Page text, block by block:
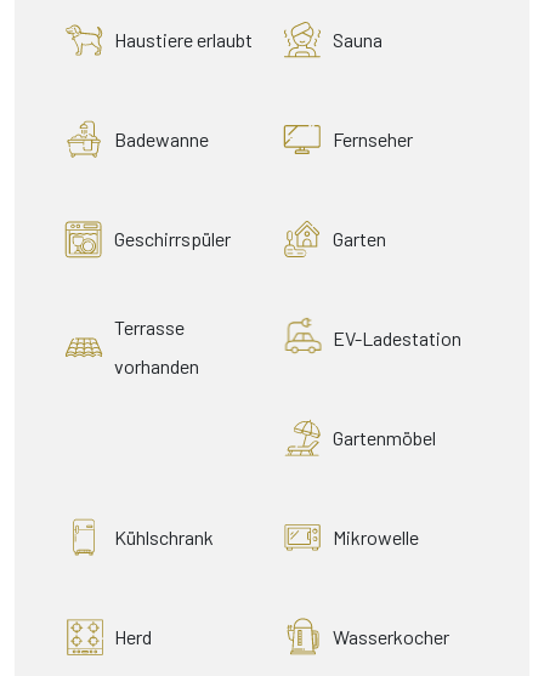
Haustiere erlaubt Sauna
Badewanne Fernseher
Geschirrspüler Garten
Terrasse
vorhanden
EV-Ladestation
Gartenmöbel
Kühlschrank Mikrowelle
Herd Wasserkocher